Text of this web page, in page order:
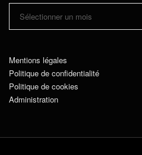
Mentions légales
Politique de confidentialité
Politique de cookies
Administration